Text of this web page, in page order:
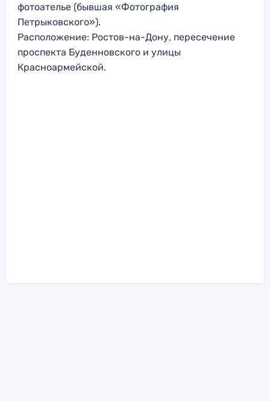
фотоателье (бывшая «Фотография
Петрыковского»).
Расположение: Ростов-на-Дону, пересечение
проспекта Буденновского и улицы
Красноармейской.